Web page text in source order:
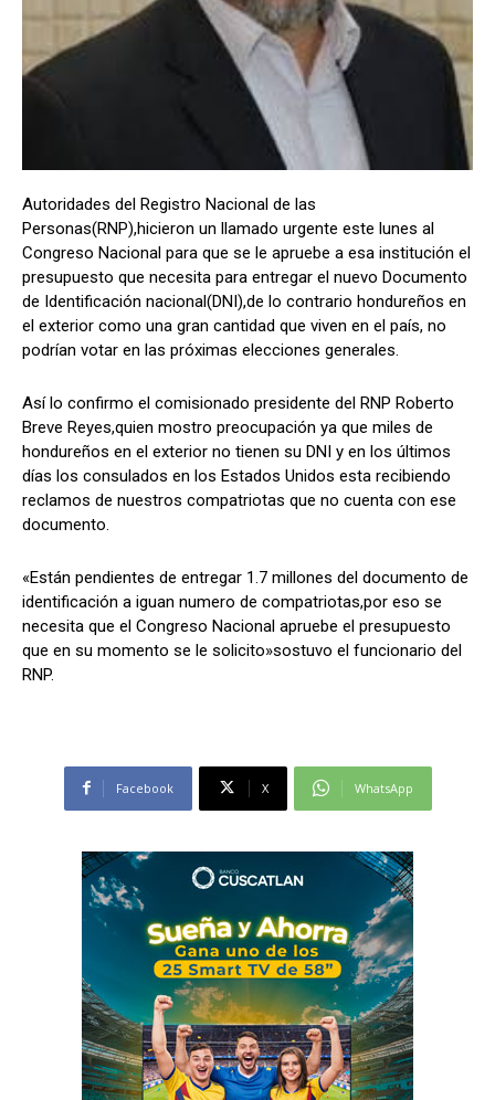
Comparta
Facebook X WhatsApp
Síganos
Comparta
Facebook X WhatsApp
Síganos
Autoridades del Registro Nacional de las
Personas(RNP),hicieron un llamado urgente este lunes al
Congreso Nacional para que se le apruebe a esa institución el
presupuesto que necesita para entregar el nuevo Documento
de Identificación nacional(DNI),de lo contrario hondureños en
el exterior como una gran cantidad que viven en el país, no
podrían votar en las próximas elecciones generales.
Así lo confirmo el comisionado presidente del RNP Roberto
Breve Reyes,quien mostro preocupación ya que miles de
hondureños en el exterior no tienen su DNI y en los últimos
días los consulados en los Estados Unidos esta recibiendo
reclamos de nuestros compatriotas que no cuenta con ese
documento.
«Están pendientes de entregar 1.7 millones del documento de
identificación a iguan numero de compatriotas,por eso se
necesita que el Congreso Nacional apruebe el presupuesto
que en su momento se le solicito»sostuvo el funcionario del
RNP.
Facebook X WhatsApp